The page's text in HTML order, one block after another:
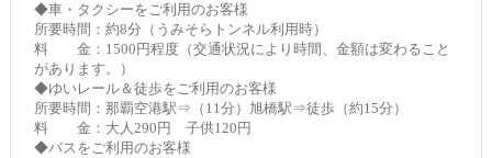
◆車・タクシーをご利用のお客様
所要時間：約8分（うみそらトンネル利用時）
料 金：1500円程度（交通状況により時間、金額は変わること
があります。）
◆ゆいレール＆徒歩をご利用のお客様
所要時間：那覇空港駅⇒（11分）旭橋駅⇒徒歩（約15分）
料 金：大人290円 子供120円
◆バスをご利用のお客様